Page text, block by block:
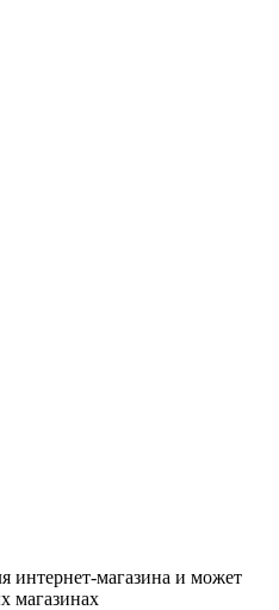
интернет-магазина и может
магазинах